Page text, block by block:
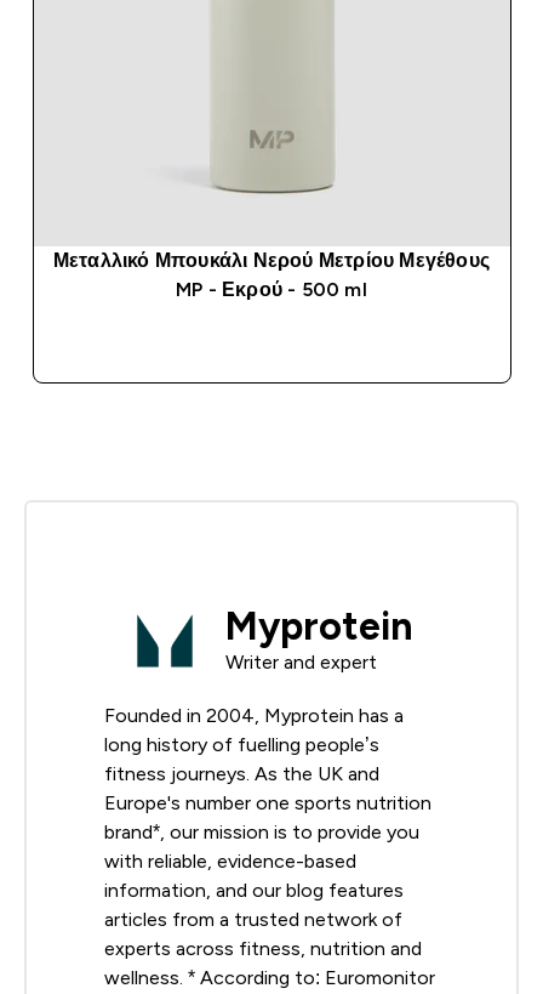
Μεταλλικό Μπουκάλι Νερού Μετρίου Μεγέθους
MP - Εκρού - 500 ml
Myprotein
Writer and expert
Founded in 2004, Myprotein has a
long history of fuelling people’s
fitness journeys. As the UK and
Europe's number one sports nutrition
brand*, our mission is to provide you
with reliable, evidence-based
information, and our blog features
articles from a trusted network of
experts across fitness, nutrition and
wellness. * According to: Euromonitor